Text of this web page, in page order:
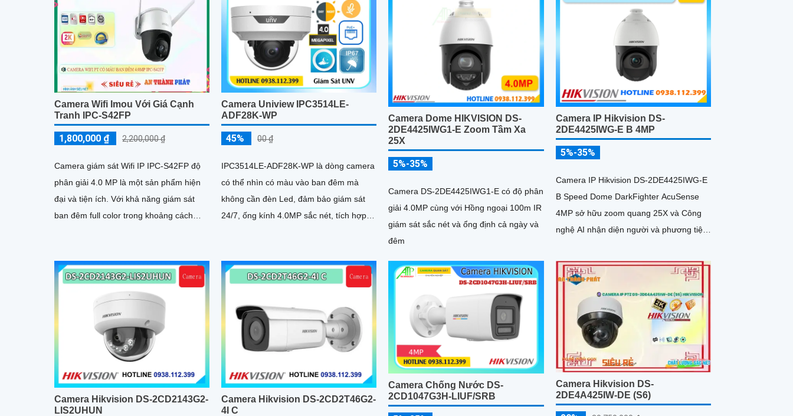
Camera Wifi Imou Với Giá Cạnh
Tranh IPC-S42FP
1,800,000 ₫ 2,200,000 ₫
Camera giám sát Wifi IP IPC-S42FP độ
phân giải 4.0 MP là một sản phẩm hiện
đại và tiện ích. Với khả năng giám sát
ban đêm full color trong khoảng cách
Camera Uniview IPC3514LE-
ADF28K-WP
45% 00 ₫
IPC3514LE-ADF28K-WP là dòng camera
có thể nhìn có màu vào ban đêm mà
không cần đèn Led, đảm bảo giám sát
24/7, ống kính 4.0MP sắc nét, tích hợp
sáng WDR 120 db cực kì ấn tượng
Camera Dome HIKVISION DS-
2DE4425IWG1-E Zoom Tầm Xa
25X
5%-35%
Camera DS-2DE4425IWG1-E có độ phân
giải 4.0MP cùng với Hồng ngoại 100m IR
giám sát sắc nét và ổng định cả ngày và
đêm
Camera IP Hikvision DS-
2DE4425IWG-E B 4MP
5%-35%
Camera IP Hikvision DS-2DE4425IWG-E
B Speed Dome DarkFighter AcuSense
4MP sở hữu zoom quang 25X và Công
nghệ AI nhận diện người và phương tiện,
khuôn mặt cùng 1 thời điểm
Camera Hikvision DS-2CD2143G2-
LIS2UHUN
Camera Hikvision DS-2CD2T46G2-
4I C
Camera Chống Nước DS-
2CD1047G3H-LIUF/SRB
Camera Hikvision DS-
2DE4A425IW-DE (S6)